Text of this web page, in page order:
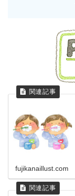
fujikanaillust.com